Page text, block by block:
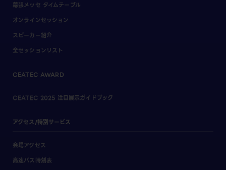
幕張メッセ タイムテーブル
オンラインセッション
スピーカー紹介
全セッションリスト
CEATEC AWARD
CEATEC 2025 注目展示ガイドブック
アクセス/特別サービス
会場アクセス
高速バス時刻表